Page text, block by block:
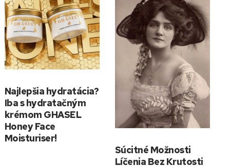
Najlepšia hydratácia?
Iba s hydratačným
krémom GHASEL
Honey Face
Moisturiser!
Súcitné Možnosti
Líčenia Bez Krutosti